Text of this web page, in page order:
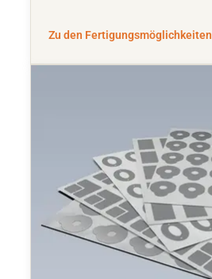
Zu den Fertigungsmöglichkeiten